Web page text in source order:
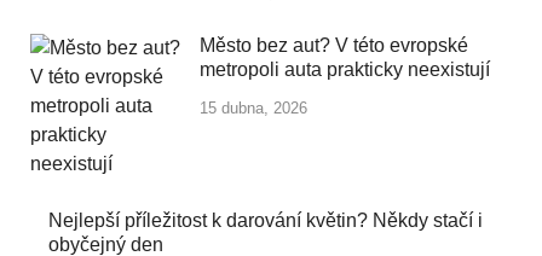
Město bez aut? V této evropské
metropoli auta prakticky neexistují
15 dubna, 2026
Nejlepší příležitost k darování květin? Někdy stačí i
obyčejný den